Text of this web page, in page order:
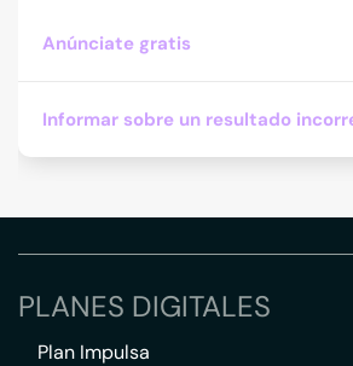
Anúnciate gratis
Informar sobre un resultado
PLANES DIGITALES
Plan Impulsa